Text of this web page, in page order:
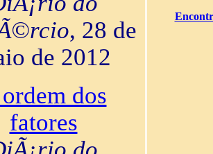
, 28 de
de 2012
dos
fatores